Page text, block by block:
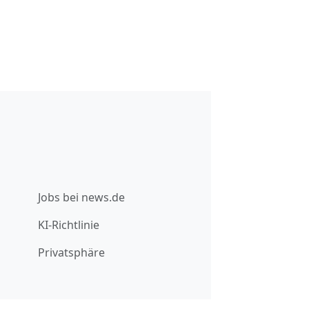
Jobs bei news.de
KI-Richtlinie
Privatsphäre